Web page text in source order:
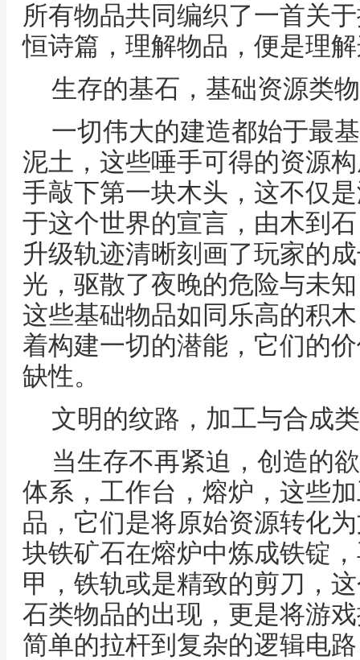
所有物品共同编织了一首关
恒诗篇，理解物品，便是理
生存的基石，基础资源类
一切伟大的建造都始于最
泥土，这些唾手可得的资源
手敲下第一块木头，这不仅
于这个世界的宣言，由木到
升级轨迹清晰刻画了玩家的
光，驱散了夜晚的危险与未
这些基础物品如同乐高的积
着构建一切的潜能，它们的
缺性。
文明的纹路，加工与合成
当生存不再紧迫，创造的
体系，工作台，熔炉，这些
品，它们是将原始资源转化
块铁矿石在熔炉中炼成铁锭
甲，铁轨或是精致的剪刀，
石类物品的出现，更是将游
简单的拉杆到复杂的逻辑电